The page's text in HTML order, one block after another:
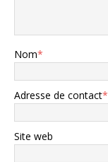
Nom*
Adresse de contact*
Site web